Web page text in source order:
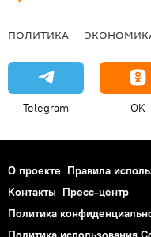
ПОЛИТИКА
Telegram OK
О проекте Правила
Контакты Пресс-центр
Политика